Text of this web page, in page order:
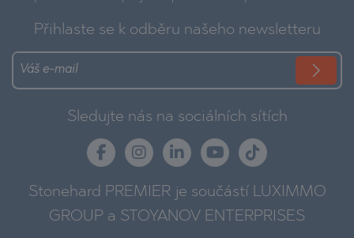
Přihlaste se k odběru našeho newsletteru
Sledujte nás na sociálních sítích
Stonehard PREMIER je součástí LUXIMMO
GROUP a STOYANOV ENTERPRISES